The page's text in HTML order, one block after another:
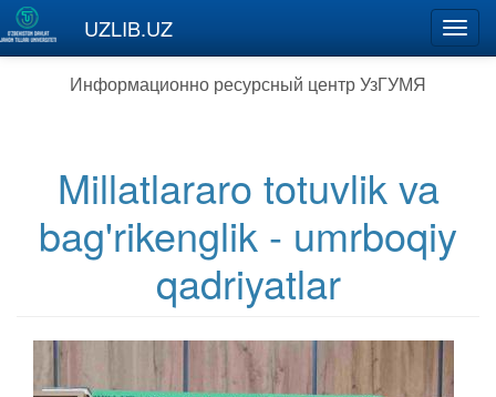
Перейти к основному содержанию
UZLIB.UZ
Информационно ресурсный центр УзГУМЯ
Millatlararo totuvlik va
bag'rikenglik - umrboqiy
qadriyatlar